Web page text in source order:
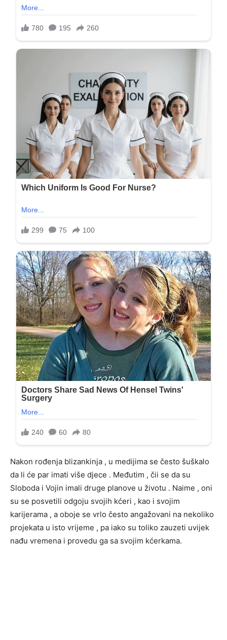
Nakon rođenja blizankinja , u medijima se često šuškalo
da li će par imati više djece . Međutim , čii se da su
Sloboda i Vojin imali druge planove u životu . Naime , oni
su se posvetili odgoju svojih kćeri , kao i svojim
karijerama , a oboje se vrlo često angažovani na nekoliko
projekata u isto vrijeme , pa iako su toliko zauzeti uvijek
nađu vremena i provedu ga sa svojim kćerkama.